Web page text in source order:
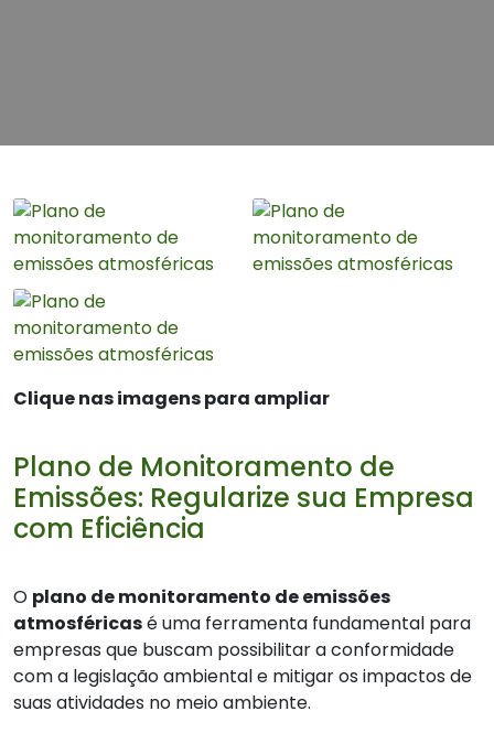
Clique nas imagens para ampliar
Plano de Monitoramento de
Emissões: Regularize sua Empresa
com Eficiência
O plano de monitoramento de emissões
atmosféricasé uma ferramenta fundamental para
empresas que buscam possibilitar a conformidade
com a legislação ambiental e mitigar os impactos de
suas atividades no meio ambiente.